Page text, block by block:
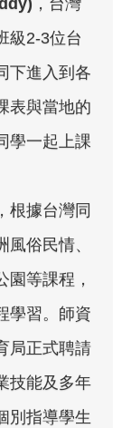
，台灣
級2-3位台
下進入到各
表與當地的
學一起上課
，根據台灣同
俗民情、
園等課程，
學習。師資
局正式聘請
技能及多年
別指導學生